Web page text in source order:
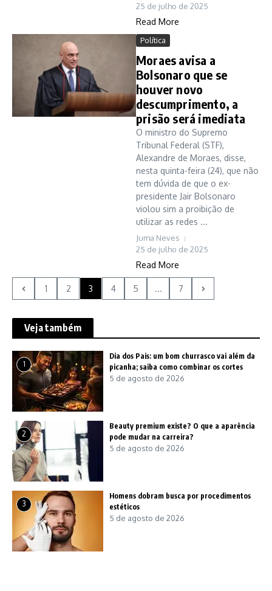
25 de julho de 2025
Read More
Política
Moraes avisa a
Bolsonaro que se
houver novo
descumprimento, a
prisão será imediata
O ministro do Supremo
Tribunal Federal (STF),
Alexandre de Moraes, disse,
nesta quinta-feira (24), que não
tem dúvida de que o ex-
presidente Jair Bolsonaro
violou sim a proibição de
utilizar as redes ...
Juma Neves
25 de julho de 2025
Read More
1 2 3 4 5 ... 7
Veja também
1
Dia dos Pais: um bom churrasco vai além da
picanha; saiba como combinar os cortes
5 de agosto de 2026
2
Beauty premium existe? O que a aparência
pode mudar na carreira?
5 de agosto de 2026
3
Homens dobram busca por procedimentos
estéticos
5 de agosto de 2026